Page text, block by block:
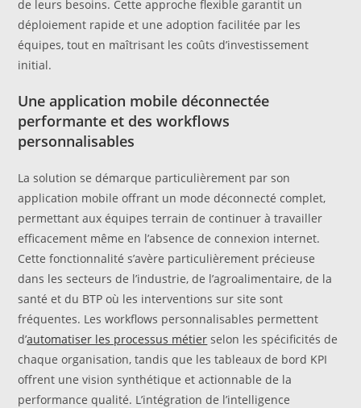
de leurs besoins. Cette approche flexible garantit un
déploiement rapide et une adoption facilitée par les
équipes, tout en maîtrisant les coûts d’investissement
initial.
Une application mobile déconnectée
performante et des workflows
personnalisables
La solution se démarque particulièrement par son
application mobile offrant un mode déconnecté complet,
permettant aux équipes terrain de continuer à travailler
efficacement même en l’absence de connexion internet.
Cette fonctionnalité s’avère particulièrement précieuse
dans les secteurs de l’industrie, de l’agroalimentaire, de la
santé et du BTP où les interventions sur site sont
fréquentes. Les workflows personnalisables permettent
d’automatiser les processus métier selon les spécificités de
chaque organisation, tandis que les tableaux de bord KPI
offrent une vision synthétique et actionnable de la
performance qualité. L’intégration de l’intelligence